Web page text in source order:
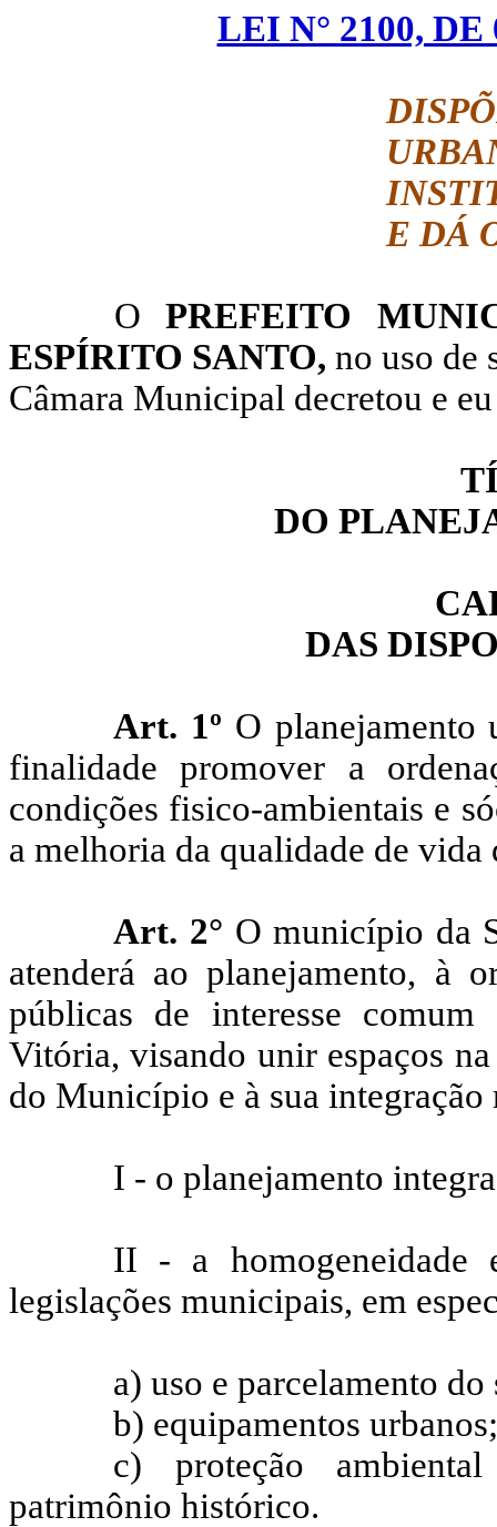
LEI N° 2100,
E DÁ
O PREFEITO
ESPÍRITO SANTO, no uso de
Câmara Municipal decretou e
DO
DAS
Art. 1º O planejamento
finalidade promover a
condições fisico-ambientais e
a melhoria da qualidade de vida
Art. 2° O município da
atenderá ao planejamento, à
públicas de interesse
Vitória, visando unir espaços
do Município e à sua
I - o planejamento
II - a homogeneidade
legislações municipais, em
a) uso e parcelamento do
b) equipamentos
c) proteção
patrimônio histórico.